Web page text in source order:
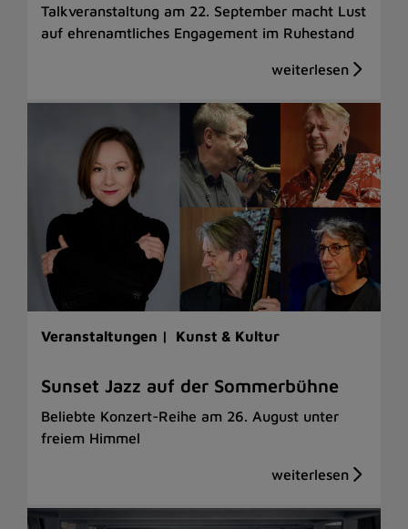
Talkveranstaltung am 22. September macht Lust
auf ehrenamtliches Engagement im Ruhestand
Veranstaltungen | Kunst & Kultur
Sunset Jazz auf der Sommerbühne
Beliebte Konzert-Reihe am 26. August unter
freiem Himmel